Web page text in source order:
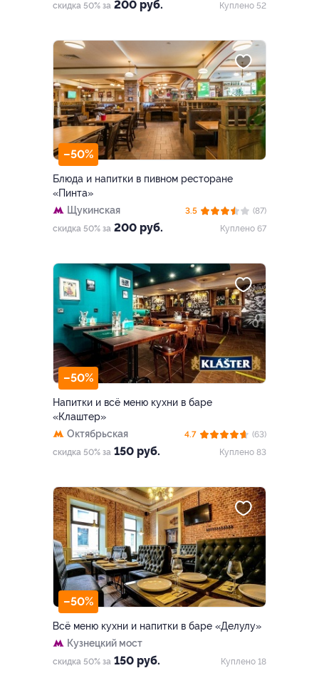
скидка 50% за 200 руб.
Куплено 52
–50%
Блюда и напитки в пивном ресторане
«Пинта»
Щукинская
скидка 50% за 200 руб.
3.5
(87)
Куплено 67
–50%
Напитки и всё меню кухни в баре
«Клаштер»
Октябрьская
скидка 50% за 150 руб.
4.7
(63)
Куплено 83
–50%
Всё меню кухни и напитки в баре «Делулу»
Кузнецкий мост
скидка 50% за 150 руб. Куплено 18